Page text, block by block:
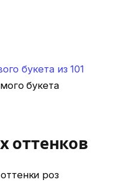
букета из 101
букета
оттенков
роз